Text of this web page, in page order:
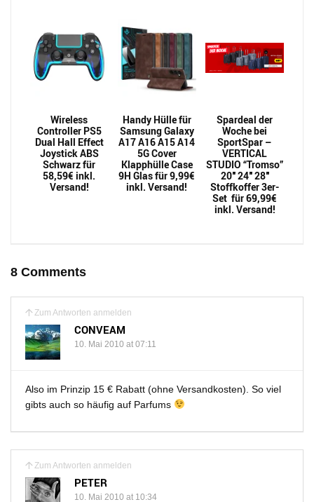
Wireless
Controller PS5
Dual Hall Effect
Joystick ABS
Schwarz für
58,59€ inkl.
Versand!
Handy Hülle für
Samsung Galaxy
A17 A16 A15 A14
5G Cover
Klapphülle Case
9H Glas für 9,99€
inkl. Versand!
Spardeal der
Woche bei
SportSpar –
VERTICAL
STUDIO “Tromso”
20″ 24″ 28″
Stoffkoffer 3er-
Set für 69,99€
inkl. Versand!
8 Comments
Zum Antworten anmelden
CONVEAM
10. Mai 2010 at 07:11
Also im Prinzip 15 € Rabatt (ohne Versandkosten). So viel
gibts auch so häufig auf Parfums
Zum Antworten anmelden
PETER
10. Mai 2010 at 10:34